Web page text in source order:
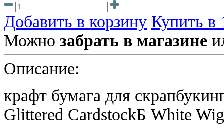
Добавить в корзину Купить в
Можно забрать в магазине
Описание:
крафт бумага для
Glittered CardstockБ White